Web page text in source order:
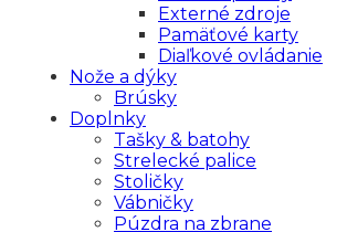
Externé zdroje
Pamäťové karty
Diaľkové ovládanie
Nože a dýky
Brúsky
Doplnky
Tašky & batohy
Strelecké palice
Stoličky
Vábničky
Púzdra na zbrane